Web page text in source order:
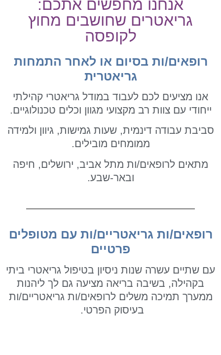
אנחנו מחפשים אתכם:
גריאטרים שחושבים מחוץ
לקופסה
רופאים/ות בסיום או לאחר התמחות
גריאטרית
אנו מציעים לכם לעבוד במודל גריאטרי קהילתי
ייחודי עם צוות רב מקצועי מגוון וכלים טכנולוגיים.
סביבת עבודה דינמית, שעות גמישות, גיוון ולמידה
ממומחים מובילים.
מתאים לרופאים/ות מתל אביב, ירושלים, חיפה
ובאר-שבע.
רופאים/ות גריאטריים/ות עם מטופלים
פרטיים
שתיים עשרה שנות ניסיון בטיפול גריאטרי ביתי
בקהילה, בשיבה בריאה מציעה גם לך ליהנות
ממערך תמיכה משלים לרופאים/ות גריאטריים/ות
בעיסוק הפרטי.